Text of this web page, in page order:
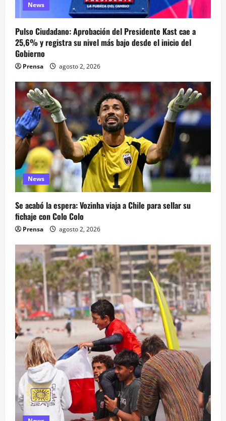
News
Pulso Ciudadano: Aprobación del Presidente Kast cae a
25,6% y registra su nivel más bajo desde el inicio del
Gobierno
Prensa agosto 2, 2026
News
Se acabó la espera: Vozinha viaja a Chile para sellar su
fichaje con Colo Colo
Prensa agosto 2, 2026